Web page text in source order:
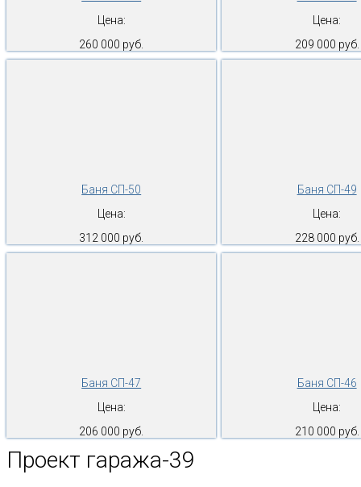
Цена:
260 000 руб.
Цена:
209 000 руб.
Баня СП-50
Цена:
312 000 руб.
Баня СП-49
Цена:
228 000 руб.
Баня СП-47
Цена:
206 000 руб.
Баня СП-46
Цена:
210 000 руб.
Проект гаража-39